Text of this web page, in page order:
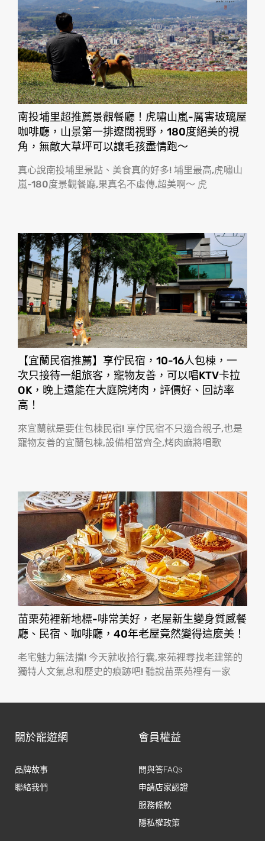
南投埔里超推薦景觀餐廳！虎嘯山嵐-厲害玻璃屋
咖啡廳，山景第一排遼闊視野，180度絕美的視
角，無敵大草坪可以讓毛孩盡情跑〜
真心說南投埔里景點、美食真的好多! 埔里最高,虎嘯山
嵐-180度景觀餐廳,果真名不虛傳,超美啊〜 虎
【宜蘭民宿推薦】享佇民宿，10-16人包棟，一
次只接待一組旅客，寵物友善，可以唱KTV卡拉
OK，晚上還能在大庭院烤肉，評價好、回訪率
高！
來宜蘭就是要住包棟民宿! 享佇民宿不只適合親子,也是
寵物友善的宜蘭包棟,設備相當齊全,烤肉麻將唱歌
苗栗苑裡新地標-啡常美好，老屋新生變身質感餐
廳、民宿、咖啡廳，40年老屋竟然變得這麼美！
老宅魅力無法擋! 今天就收拾行囊,來苑裡尋找老建築的
獨特人文氣息和歷史的痕跡吧! 聽說苗栗苑裡有一家
關於寵遊網
品牌故事
聯絡我們
會員權益
問與答FAQs
申請店家認證
服務條款
隱私權政策